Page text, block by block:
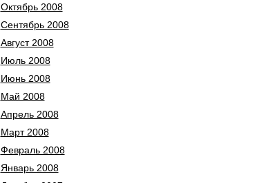
Октябрь 2008
Сентябрь 2008
Август 2008
Июль 2008
Июнь 2008
Май 2008
Апрель 2008
Март 2008
Февраль 2008
Январь 2008